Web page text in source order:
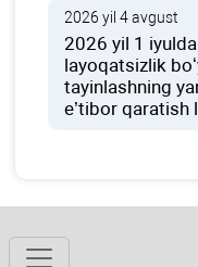
2026 yil 4 avgust
2026 yil 1
layoqatsizlik
tayinlashning
e’tibor qaratish